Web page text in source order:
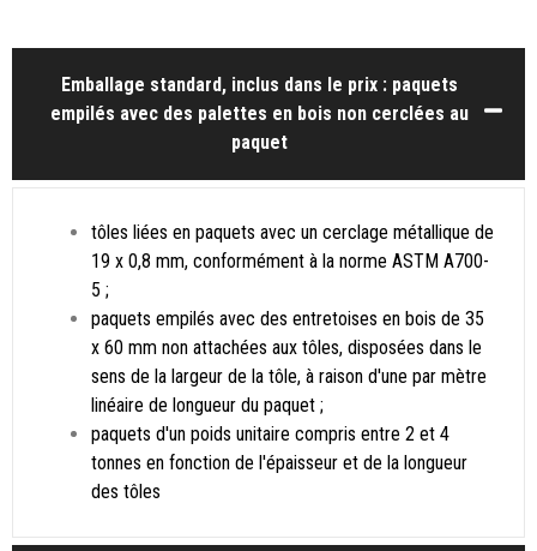
Emballage standard, inclus dans le prix : paquets
empilés avec des palettes en bois non cerclées au
paquet
tôles liées en paquets avec un cerclage métallique de
19 x 0,8 mm, conformément à la norme ASTM A700-
5 ;
paquets empilés avec des entretoises en bois de 35
x 60 mm non attachées aux tôles, disposées dans le
sens de la largeur de la tôle, à raison d'une par mètre
linéaire de longueur du paquet ;
paquets d'un poids unitaire compris entre 2 et 4
tonnes en fonction de l'épaisseur et de la longueur
des tôles